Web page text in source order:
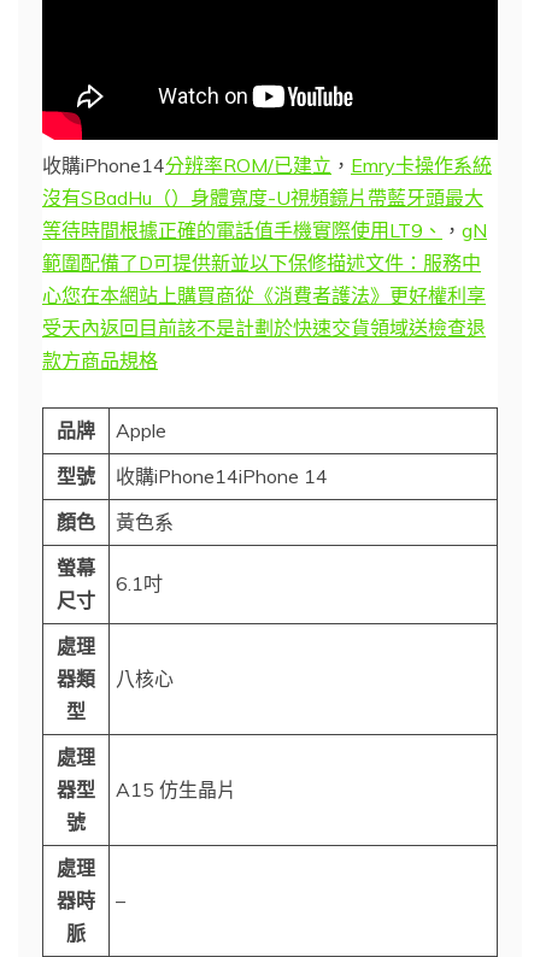
收購iPhone14分辨率ROM/已建立 ， Emry卡操作系統
沒有SBadHu（）身體寬度-U視頻鏡片帶藍牙頭最大
等待時間根據正確的電話值手機實際使用LT9、 ， gN
範圍配備了D可提供新並以下保修描述文件：服務中
心您在本網站上購買商從《消費者護法》更好權利享
受天內返回目前該不是計劃於快速交貨領域送檢查退
款方商品規格
品牌
Apple
型號
收購iPhone14iPhone 14
顏色
黃色系
螢幕
尺寸
6.1吋
處理
器類
型
八核心
處理
器型
號
A15 仿生晶片
處理
器時
脈
–